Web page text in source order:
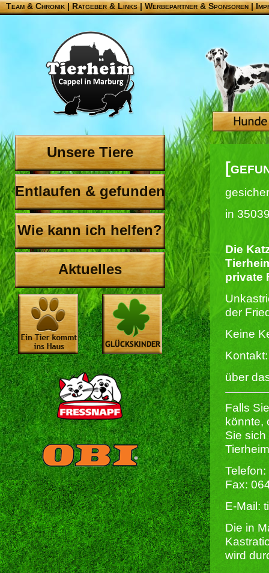
Team & Chronik |Ratgeber & Links|Werbepartner & Sponsoren|
Unsere Tiere
Entlaufen & gefunden
Wie kann ich helfen?
Aktuelles
in
Die
private
der
Keine
Kontakt:
über
Falls
könnte,
Sie sich
Fax:
E-Mail:
Die in
wird